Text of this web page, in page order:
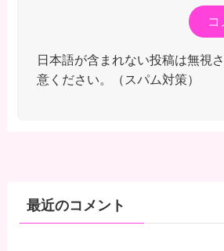
日本語が含まれない投稿は無視
意ください。（スパム対策）
最近のコメント